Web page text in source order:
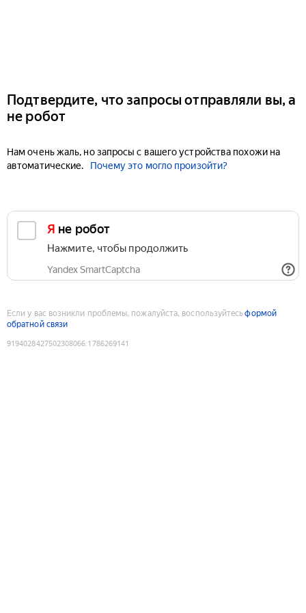
Подтвердите, что запросы отправляли вы, а
не робот
Нам очень жаль, но запросы с вашего устройства похожи на
автоматические.
Почему это могло произойти?
Я не робот
Нажмите, чтобы продолжить
Yandex SmartCaptcha
Если у вас возникли проблемы, пожалуйста, воспользуйтесьформой
обратной связи
9194028427502308066:1786269141